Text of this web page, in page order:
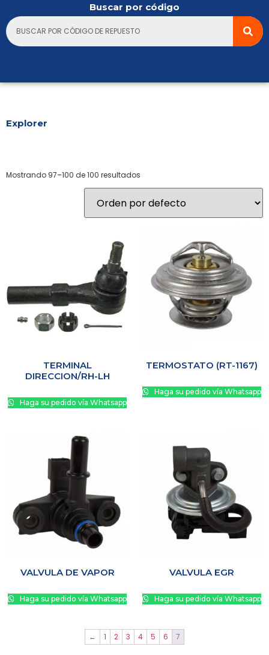
Buscar por código
Explorer
Mostrando 97–100 de 100 resultados
TERMINAL
DIRECCION/RH-LH
Haga su pedido vía Whatsapp
TERMOSTATO (RT-1167)
Haga su pedido vía Whatsapp
VALVULA DE VAPOR
Haga su pedido vía Whatsapp
VALVULA EGR
Haga su pedido vía Whatsapp
← 1 2 3 4 5 6 7